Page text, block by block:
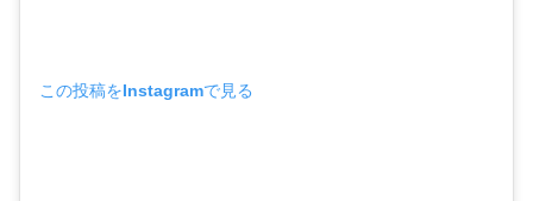
この投稿をInstagramで見る